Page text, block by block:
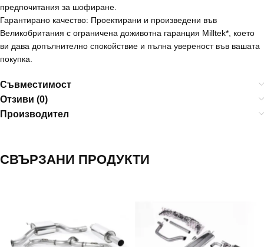
предпочитания за шофиране.
Гарантирано качество: Проектирани и произведени във
Великобритания с ограничена доживотна гаранция Milltek*, което
ви дава допълнително спокойствие и пълна увереност във вашата
покупка.
Съвместимост
Отзиви (0)
Производител
СВЪРЗАНИ ПРОДУКТИ